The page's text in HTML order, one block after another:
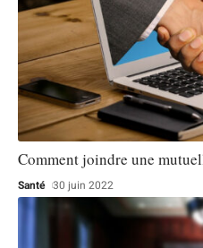
Comment joindre une
Santé 30 juin 2022